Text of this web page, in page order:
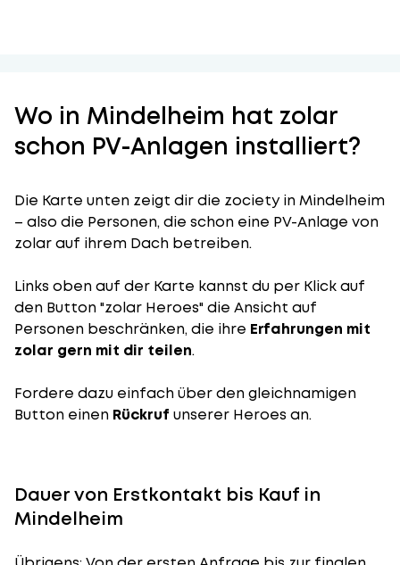
Wo in Mindelheim hat zolar
schon PV-Anlagen installiert?
Die Karte unten zeigt dir die zociety in Mindelheim
– also die Personen, die schon eine PV-Anlage von
zolar auf ihrem Dach betreiben.
Links oben auf der Karte kannst du per Klick auf
den Button "zolar Heroes" die Ansicht auf
Personen beschränken, die ihre Erfahrungen mit
zolar gern mit dir teilen.
Fordere dazu einfach über den gleichnamigen
Button einen Rückruf unserer Heroes an.
Dauer von Erstkontakt bis Kauf in
Mindelheim